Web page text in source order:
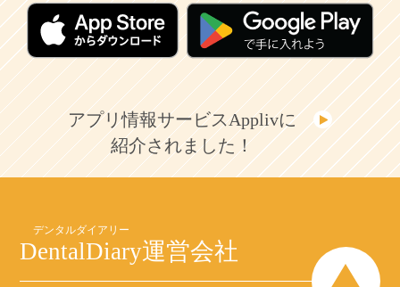
アプリ情報サービスApplivに
紹介されました！
DentalDiary運営会社